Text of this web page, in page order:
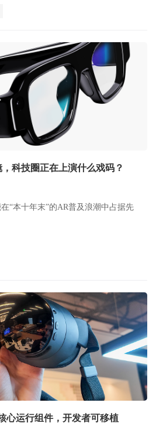
科技圈正在上演什么戏码？
“本十年末”的AR普及浪潮中占据先
心运行组件，开发者可移植